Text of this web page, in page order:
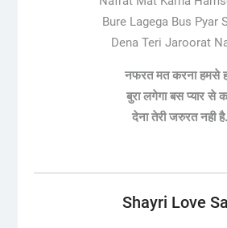
Bure Lagega Bus Pyar
Dena Teri Jaroorat
नफरत मत करना हमसे
बुरा लगेगा बस प्यार से
देना तेरी जरुरत नही है.
Shayri Love